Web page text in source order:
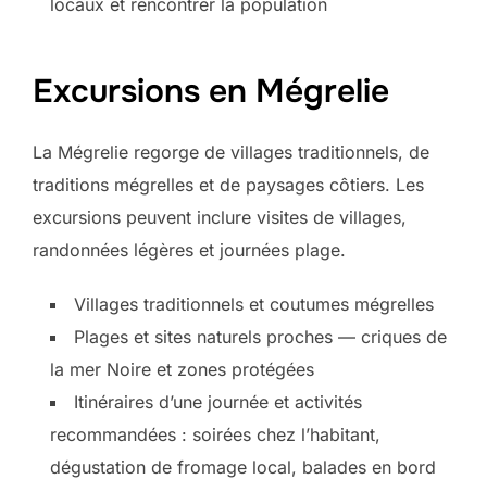
Excursions en Mégrelie
La Mégrelie regorge de villages traditionnels, de
traditions mégrelles et de paysages côtiers. Les
excursions peuvent inclure visites de villages,
randonnées légères et journées plage.
Villages traditionnels et coutumes mégrelles
Plages et sites naturels proches — criques de
la mer Noire et zones protégées
Itinéraires d’une journée et activités
recommandées : soirées chez l’habitant,
dégustation de fromage local, balades en bord